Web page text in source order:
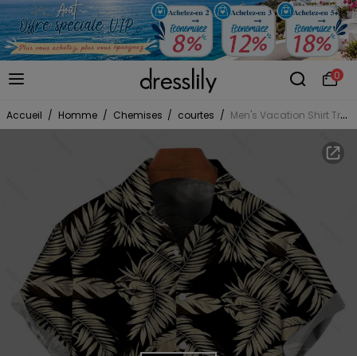
0
Accueil / Homme / Chemises / courtes / Men's Vacation Shirt Tropical Palm Leaf Print Button Up Shirt